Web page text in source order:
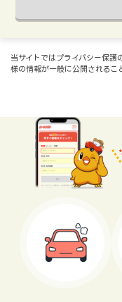
当サイトではプライバシー保護
様の情報が一般に公開されるこ